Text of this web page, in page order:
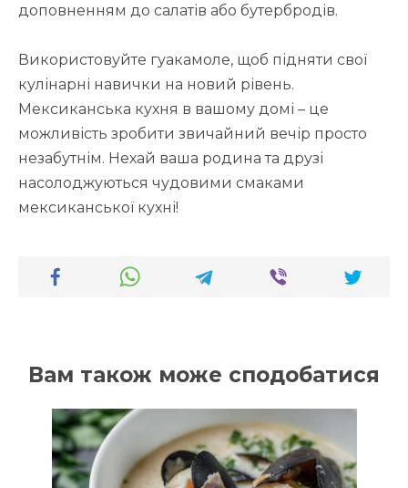
доповненням до салатів або бутербродів.
Використовуйте гуакамоле, щоб підняти свої
кулінарні навички на новий рівень.
Мексиканська кухня в вашому домі – це
можливість зробити звичайний вечір просто
незабутнім. Нехай ваша родина та друзі
насолоджуються чудовими смаками
мексиканської кухні!
Вам також може сподобатися